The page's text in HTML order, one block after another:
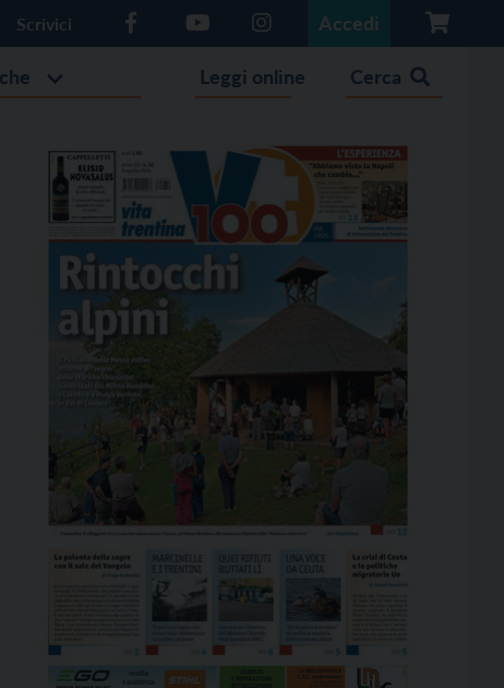
Scrivici Accedi
Leggi online Cerca